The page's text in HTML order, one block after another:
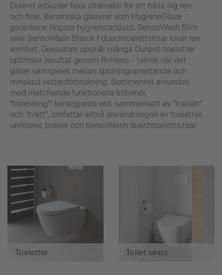
Duravit erbjuder flera alternativ för att hålla sig ren
och frisk. Keramiska glasyrer som HygieneGlaze
garanterar högsta hygienstandard. SensoWash Slim
eller SensoWash Starck f duschtoalettsitsar lovar ren
komfort. Dessutom uppnår många Duravit-toaletter
optimala resultat genom Rimless - teknik när det
gäller samspelet mellan spolningsprestanda och
minskad vattenförbrukning. Sortimentet avrundas
med matchande funktionella tillbehör.
"toileshing": konstgjorda ord, sammensatt av "toalett"
och "tvätt", omfattar alltså användningen av toaletter,
urinoarer, bidéer och SensoWash duschtoalettsitsar.
Toaletter Toilet seats